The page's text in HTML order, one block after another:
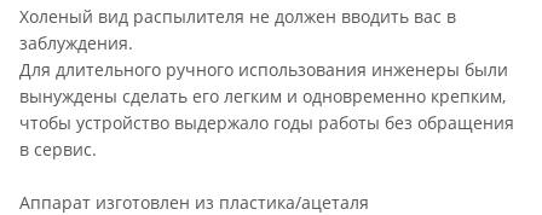
Холеный вид распылителя не должен вводить вас в
заблуждения.
Для длительного ручного использования инженеры были
вынуждены сделать его легким и одновременно крепким,
чтобы устройство выдержало годы работы без обращения
в сервис.
Аппарат изготовлен из пластика/ацеталя